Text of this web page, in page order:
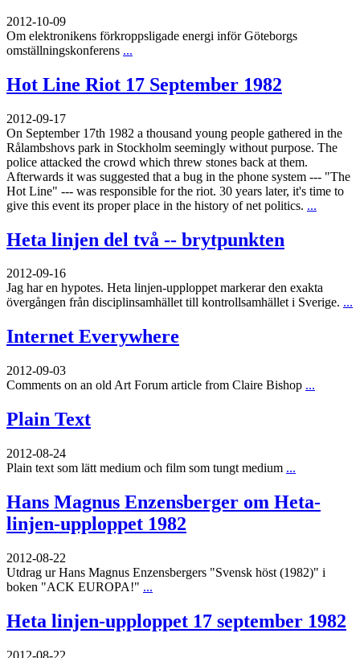
2012-10-09
Om elektronikens förkroppsligade energi inför Göteborgs
omställningskonferens ...
Hot Line Riot 17 September 1982
2012-09-17
On September 17th 1982 a thousand young people gathered in the
Rålambshovs park in Stockholm seemingly without purpose. The
police attacked the crowd which threw stones back at them.
Afterwards it was suggested that a bug in the phone system --- "The
Hot Line" --- was responsible for the riot. 30 years later, it's time to
give this event its proper place in the history of net politics. ...
Heta linjen del två -- brytpunkten
2012-09-16
Jag har en hypotes. Heta linjen-upploppet markerar den exakta
övergången från disciplinsamhället till kontrollsamhället i Sverige. ...
Internet Everywhere
2012-09-03
Comments on an old Art Forum article from Claire Bishop ...
Plain Text
2012-08-24
Plain text som lätt medium och film som tungt medium ...
Hans Magnus Enzensberger om Heta-
linjen-upploppet 1982
2012-08-22
Utdrag ur Hans Magnus Enzensbergers "Svensk höst (1982)" i
boken "ACK EUROPA!" ...
Heta linjen-upploppet 17 september 1982
2012-08-22